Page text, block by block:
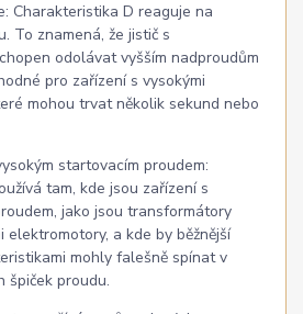
Charakteristika D reaguje na
To znamená, že jistič s
odolávat vyšším nadproudům
pro zařízení s vysokými
mohou trvat několik sekund nebo
startovacím proudem:
tam, kde jsou zařízení s
jako jsou transformátory
elektromotory, a kde by běžnější
mohly falešně spínat v
špiček proudu.